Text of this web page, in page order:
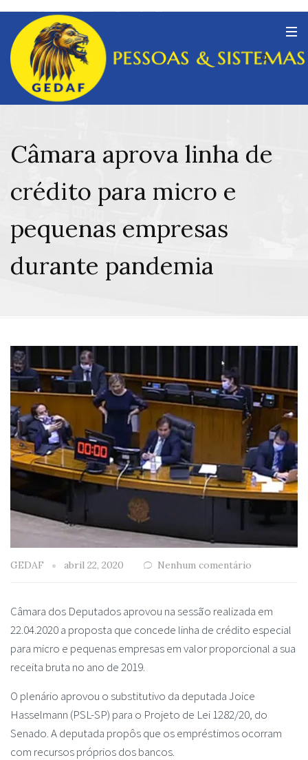
Câmara aprova linha de
crédito para micro e
pequenas empresas
durante pandemia
GEDAF abril 22, 2020 Nenhum comentário
Câmara dos Deputados aprovou na sessão realizada em
22.04.2020 a proposta que concede linha de crédito especial
para micro e pequenas empresas em valor proporcional a sua
receita bruta no ano de 2019.
O plenário aprovou o substitutivo da deputada Joice
Hasselmann (PSL-SP) para o Projeto de Lei 1282/20, do
Senado. A deputada propôs que os empréstimos ocorram
com recursos próprios dos bancos.